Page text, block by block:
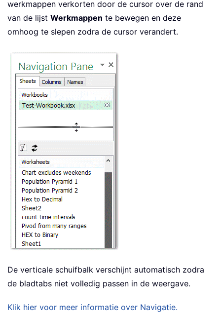
werkmappen verkorten door de cursor over de rand
van de lijst Werkmappen te bewegen en deze
omhoog te slepen zodra de cursor verandert.
De verticale schuifbalk verschijnt automatisch zodra
de bladtabs niet volledig passen in de weergave.
Klik hier voor meer informatie over Navigatie.